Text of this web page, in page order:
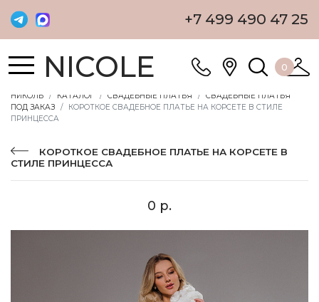
+7 499 490 47 25
NICOLE 0
НИКОЛЬ КАТАЛОГ СВАДЕБНЫЕ ПЛАТЬЯ
СВАДЕБНЫЕ ПЛАТЬЯ
ПОД ЗАКАЗ
КОРОТКОЕ СВАДЕБНОЕ ПЛАТЬЕ НА КОРСЕТЕ В СТИЛЕ
ПРИНЦЕССА
КОРОТКОЕ СВАДЕБНОЕ ПЛАТЬЕ НА КОРСЕТЕ В
СТИЛЕ ПРИНЦЕССА
0 р.